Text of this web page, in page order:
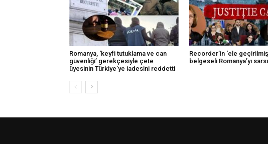
Romanya, ‘keyfi tutuklama ve can
güvenliği’ gerekçesiyle çete
üyesinin Türkiye’ye iadesini reddetti
Recorder’in ‘ele geçirilmiş
belgeseli Romanya’yı